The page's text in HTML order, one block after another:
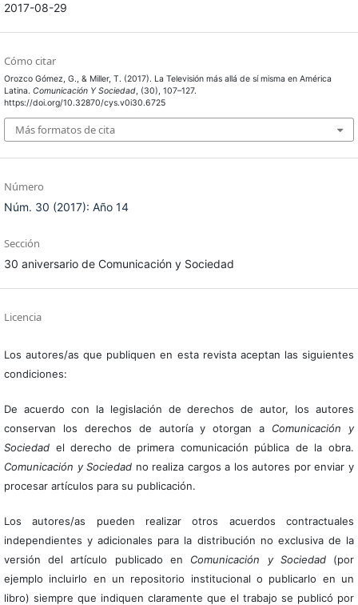
2017-08-29
Cómo citar
Orozco Gómez, G., & Miller, T. (2017). La Televisión más allá de sí misma en América
Latina. Comunicación Y Sociedad, (30), 107–127.
https://doi.org/10.32870/cys.v0i30.6725
Más formatos de cita
Número
Núm. 30 (2017): Año 14
Sección
30 aniversario de Comunicación y Sociedad
Licencia
Los autores/as que publiquen en esta revista aceptan las siguientes
condiciones:
De acuerdo con la legislación de derechos de autor, los autores
conservan los derechos de autoría y otorgan a Comunicación y
Sociedadel derecho de primera comunicación pública de la obra.
Comunicación y Sociedad no realiza cargos a los autores por enviar y
procesar artículos para su publicación.
Los autores/as pueden realizar otros acuerdos contractuales
independientes y adicionales para la distribución no exclusiva de la
versión del artículo publicado en Comunicación y Sociedad(por
ejemplo incluirlo en un repositorio institucional o publicarlo en un
libro) siempre que indiquen claramente que el trabajo se publicó por